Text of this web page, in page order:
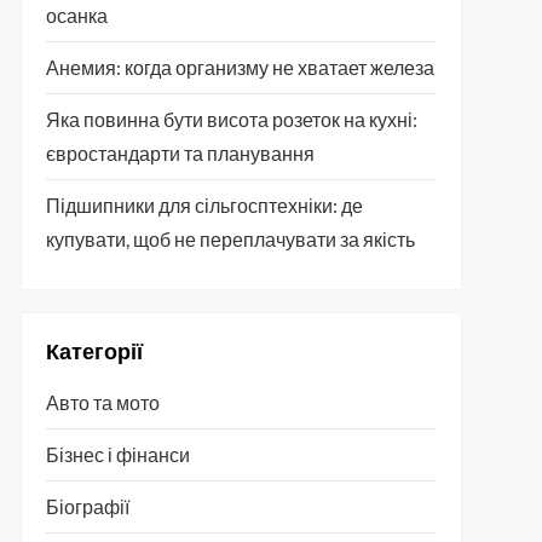
осанка
Анемия: когда организму не хватает железа
Яка повинна бути висота розеток на кухні:
євростандарти та планування
Підшипники для сільгосптехніки: де
купувати, щоб не переплачувати за якість
Категорії
Авто та мото
Бізнес і фінанси
Біографії